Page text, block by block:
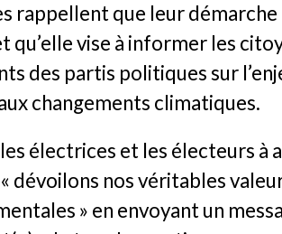
rappellent que leur démarche
qu’elle vise à informer les
des partis politiques sur
changements climatiques.
électrices et les électeurs à
dévoilons nos véritables
» en envoyant un